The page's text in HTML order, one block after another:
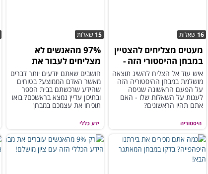
היסטוריה
16 שאלות
מעטים מצליחים להצטיין
במבחן ההיסטורי הזה -
האם אתה ביניהם?
איש עוד אל הצליח להשיג תוצאה
מושלמת במבחן ההיסטוריה הזה
על הפעם הראשונה שניסה
לענות על השאלות שלו - האם
אתם תהיו הראשונים?
ידע כללי
15 שאלות
97% מהאנשים לא
מצליחים לעבור את
המבחן הזה
חושבים שאתם יודעים יותר דברים
מאשר האדם הממוצע? בטוחים
שהידע שרכשתם בבית הספר
ובתיכון עדיין נמצא בראשכם? בואו
תוכיחו את עצמכם במבחן